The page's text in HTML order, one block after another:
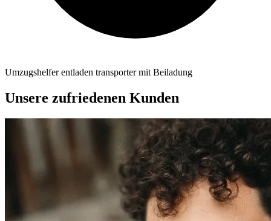
Umzugshelfer entladen transporter mit Beiladung
Unsere zufriedenen Kunden